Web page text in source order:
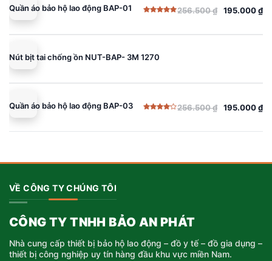
Quần áo bảo hộ lao động BAP-01
5 sao
256.500₫
Giá
là:
195.000₫
Giá
tại
195.000 ₫.
Nút bịt tai chống ồn NUT-BAP- 3M 1270
Quần áo bảo hộ lao động BAP-03
hạng
256.500₫
Giá
gốc
là:
195.000₫
Giá
hiện
tại
VỀ CÔNG TY CHÚNG TÔI
CÔNG TY TNHH BẢO AN PHÁT
Nhà cung cấp thiết bị bảo hộ lao động – đồ y tế – đồ gia dụng –
thiết bị công nghiệp uy tín hàng đầu khu vực miền Nam.